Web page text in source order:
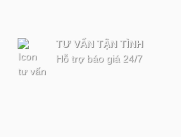
TƯ VẤN TẬN TÌNH
Hỗ trợ báo giá 24/7